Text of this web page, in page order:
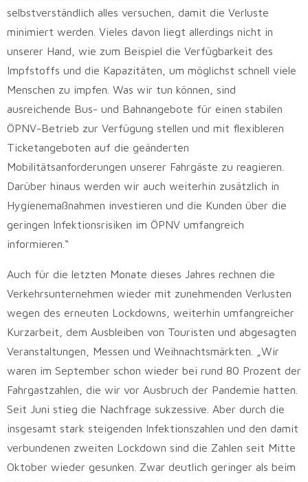
selbstverständlich alles versuchen, damit die Verluste
minimiert werden. Vieles davon liegt allerdings nicht in
unserer Hand, wie zum Beispiel die Verfügbarkeit des
Impfstoffs und die Kapazitäten, um möglichst schnell viele
Menschen zu impfen. Was wir tun können, sind
ausreichende Bus- und Bahnangebote für einen stabilen
ÖPNV-Betrieb zur Verfügung stellen und mit flexibleren
Ticketangeboten auf die geänderten
Mobilitätsanforderungen unserer Fahrgäste zu reagieren.
Darüber hinaus werden wir auch weiterhin zusätzlich in
Hygienemaßnahmen investieren und die Kunden über die
geringen Infektionsrisiken im ÖPNV umfangreich
informieren.“
Auch für die letzten Monate dieses Jahres rechnen die
Verkehrsunternehmen wieder mit zunehmenden Verlusten
wegen des erneuten Lockdowns, weiterhin umfangreicher
Kurzarbeit, dem Ausbleiben von Touristen und abgesagten
Veranstaltungen, Messen und Weihnachtsmärkten. „Wir
waren im September schon wieder bei rund 80 Prozent der
Fahrgastzahlen, die wir vor Ausbruch der Pandemie hatten.
Seit Juni stieg die Nachfrage sukzessive. Aber durch die
insgesamt stark steigenden Infektionszahlen und den damit
verbundenen zweiten Lockdown sind die Zahlen seit Mitte
Oktober wieder gesunken. Zwar deutlich geringer als beim